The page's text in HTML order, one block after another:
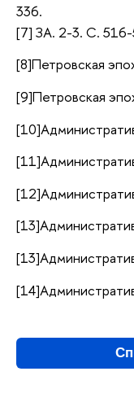
336.
[7] ЗА. 2-3. С. 516-
[8]Петровская
[9]Петровская